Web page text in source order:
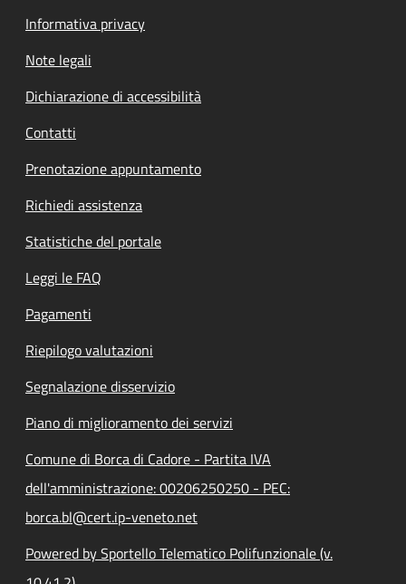
Informativa privacy
Note legali
Dichiarazione di accessibilità
Contatti
Prenotazione appuntamento
Richiedi assistenza
Statistiche del portale
Leggi le FAQ
Pagamenti
Riepilogo valutazioni
Segnalazione disservizio
Piano di miglioramento dei servizi
Comune di Borca di Cadore - Partita IVA
dell'amministrazione: 00206250250 - PEC:
borca.bl@cert.ip-veneto.net
Powered by Sportello Telematico Polifunzionale (v.